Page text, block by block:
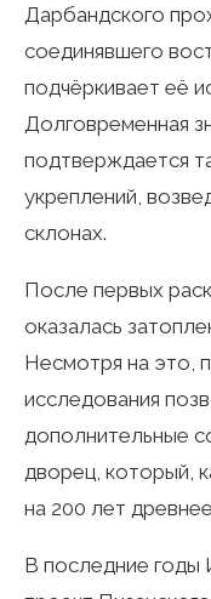
Дарбандского
соединявшего
подчёркивает её
Долговременная
подтверждается
укреплений,
склонах.
После первых
оказалась
Несмотря на это,
исследования
дополнительные
дворец, который,
на 200 лет
В последние годы